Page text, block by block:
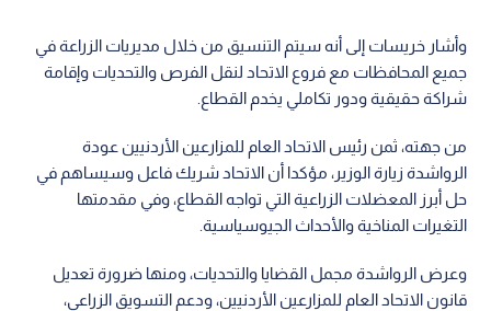
وأشار خريسات إلى أنه سيتم التنسيق من خلال مديريات الزراعة في
جميع المحافظات مع فروع الاتحاد لنقل الفرص والتحديات وإقامة
شراكة حقيقية ودور تكاملي يخدم القطاع.
من جهته، ثمن رئيس الاتحاد العام للمزارعين الأردنيين عودة
الرواشدة زيارة الوزير، مؤكدا أن الاتحاد شريك فاعل وسيساهم في
حل أبرز المعضلات الزراعية التي تواجه القطاع، وفي مقدمتها
التغيرات المناخية والأحداث الجيوسياسية.
وعرض الرواشدة مجمل القضايا والتحديات، ومنها ضرورة تعديل
قانون الاتحاد العام للمزارعين الأردنيين، ودعم التسويق الزراعي،